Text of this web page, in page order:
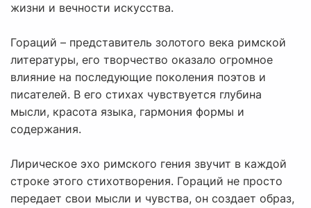
жизни и вечности искусства.
Гораций – представитель золотого века римской
литературы, его творчество оказало огромное
влияние на последующие поколения поэтов и
писателей. В его стихах чувствуется глубина
мысли, красота языка, гармония формы и
содержания.
Лирическое эхо римского гения звучит в каждой
строке этого стихотворения. Гораций не просто
передает свои мысли и чувства, он создает образ,